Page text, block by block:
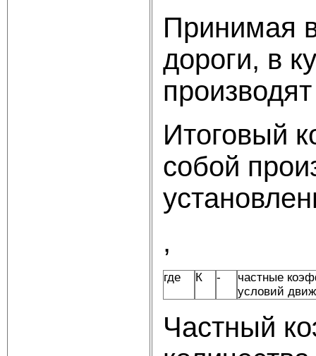
Принимая
дороги, в
Итоговый
собой
,
где К -
частные
условий
Частный